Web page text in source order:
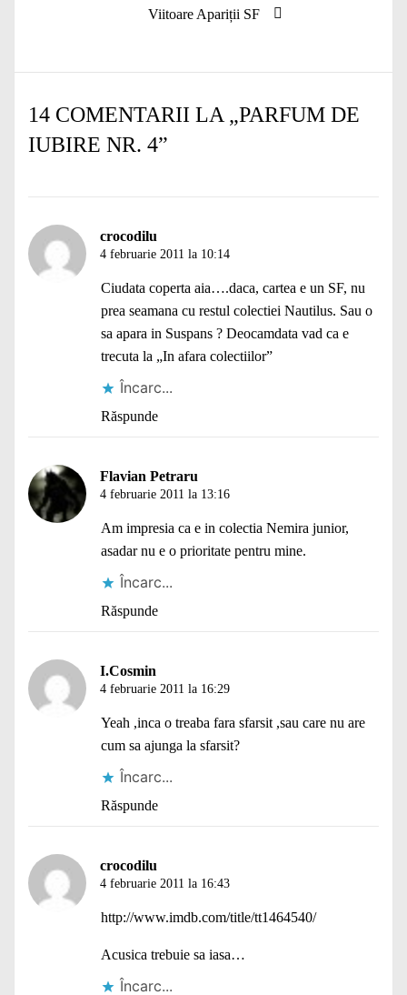
Articolul
Viitoare Apariții SF
14 COMENTARII LA „PARFUM DE
IUBIRE NR. 4”
crocodilu
4 februarie 2011 la 10:14
Ciudata coperta aia….daca, cartea e un SF, nu
prea seamana cu restul colectiei Nautilus. Sau o
sa apara in Suspans ? Deocamdata vad ca e
trecuta la „In afara colectiilor”
Încarc...
Răspunde
Flavian Petraru
4 februarie 2011 la 13:16
Am impresia ca e in colectia Nemira junior,
asadar nu e o prioritate pentru mine.
Încarc...
Răspunde
I.Cosmin
4 februarie 2011 la 16:29
Yeah ,inca o treaba fara sfarsit ,sau care nu are
cum sa ajunga la sfarsit?
Încarc...
Răspunde
crocodilu
4 februarie 2011 la 16:43
http://www.imdb.com/title/tt1464540/
Acusica trebuie sa iasa…
Încarc...